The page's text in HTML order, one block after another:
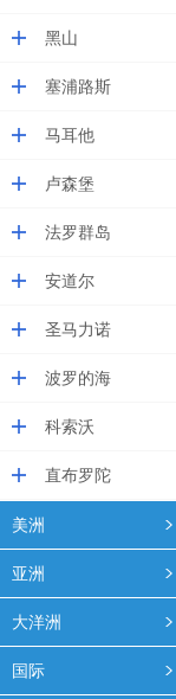
黑山
塞浦路斯
马耳他
卢森堡
法罗群岛
安道尔
圣马力诺
波罗的海
科索沃
直布罗陀
美洲
亚洲
大洋洲
国际